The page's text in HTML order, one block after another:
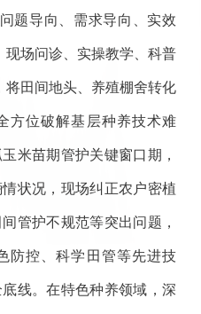
题导向、需求导向、实效
现场问诊、实操教学、科普
将田间地头、养殖棚舍转化
方位破解基层种养技术难
米苗期管护关键窗口期，
状况，现场纠正农户密植
管护不规范等突出问题，
防控、科学田管等先进技
线。在特色种养领域，深